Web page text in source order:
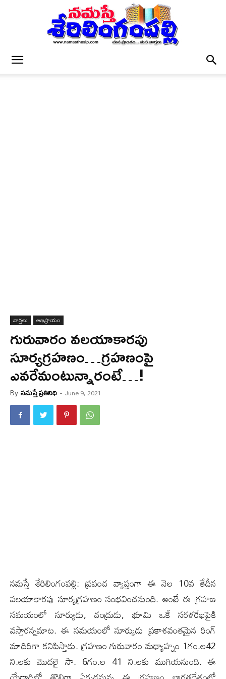
వార్త‌లు అభిప్రాయం
గురువారం వ‌ల‌యాకార‌పు
సూర్య‌గ్ర‌హ‌ణం…గ్ర‌హ‌ణంపై
ఎవ‌రేమంటున్నారంటే…!
Byనమస్తే ప్రతినిధి - June 9, 2021
న‌మ‌స్తే శేరిలింగంప‌ల్లి: ప్ర‌పంచ వ్యాప్తంగా ఈ నెల 10వ తేదీన
వ‌ల‌యాకార‌పు సూర్య‌గ్ర‌హ‌ణం సంభ‌వించ‌నుంది. అంటే ఈ గ్ర‌హ‌ణ
సమ‌యంలో సూర్యుడు, చంద్రుడు, భూమి ఒకే స‌ర‌ళ‌రేఖ‌పైకి
వ‌స్తార‌న్న‌మాట‌. ఈ స‌మ‌యంలో సూర్యుడు ప్ర‌కాశ‌వంతమైన రింగ్
మాదిరిగా క‌నిపిస్తాడు. గ్ర‌హ‌ణం గురువారం మ‌ధ్యాహ్నం 1గం.ల‌42
ని.ల‌కు మొద‌లై సా. 6గం.ల 41 ని.లకు ముగియ‌నుంది. ఈ